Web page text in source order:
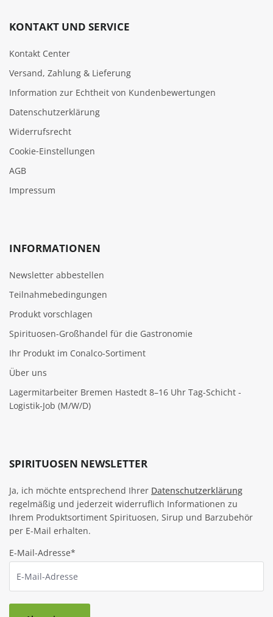
KONTAKT UND SERVICE
Kontakt Center
Versand, Zahlung & Lieferung
Information zur Echtheit von Kundenbewertungen
Datenschutzerklärung
Widerrufsrecht
Cookie‑Einstellungen
AGB
Impressum
INFORMATIONEN
Newsletter abbestellen
Teilnahmebedingungen
Produkt vorschlagen
Spirituosen-Großhandel für die Gastronomie
Ihr Produkt im Conalco-Sortiment
Über uns
Lagermitarbeiter Bremen Hastedt 8–16 Uhr Tag-Schicht -
Logistik-Job (M/W/D)
SPIRITUOSEN NEWSLETTER
Ja, ich möchte entsprechend Ihrer Datenschutzerklärung
regelmäßig und jederzeit widerruflich Informationen zu
Ihrem Produktsortiment Spirituosen, Sirup und Barzubehör
per E-Mail erhalten.
E-Mail-Adresse*